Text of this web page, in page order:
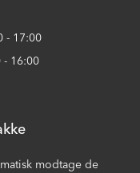
- 17:00
- 16:00
modtage de